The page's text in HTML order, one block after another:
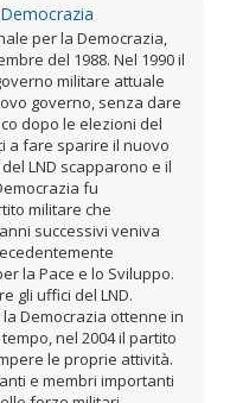
per la Democrazia,
del 1988. Nel 1990 il
militare attuale
governo, senza dare
dopo le elezioni del
a fare sparire il nuovo
LND scapparono e il
fu
militare che
successivi veniva
la Pace e lo Sviluppo.
gli uffici del LND.
Democrazia ottenne in
nel 2004 il partito
le proprie attività.
e membri importanti